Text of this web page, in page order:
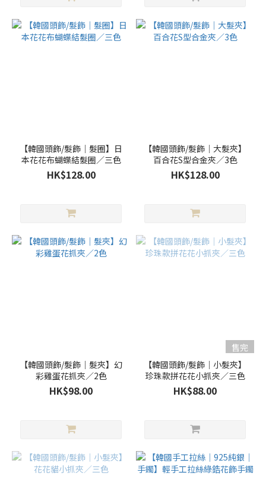
【韓國頭飾/髮飾｜髮圈】日
本花花布蝴蝶結髮圈／三色
HK$128.00
【韓國頭飾/髮飾｜大髮夾】
百合花S型合金夾／3色
HK$128.00
【韓國頭飾/髮飾｜髮夾】幻
彩雞蛋花抓夾／2色
HK$98.00
售完
【韓國頭飾/髮飾｜小髮夾】
珍珠款拼花花小抓夾／三色
HK$88.00